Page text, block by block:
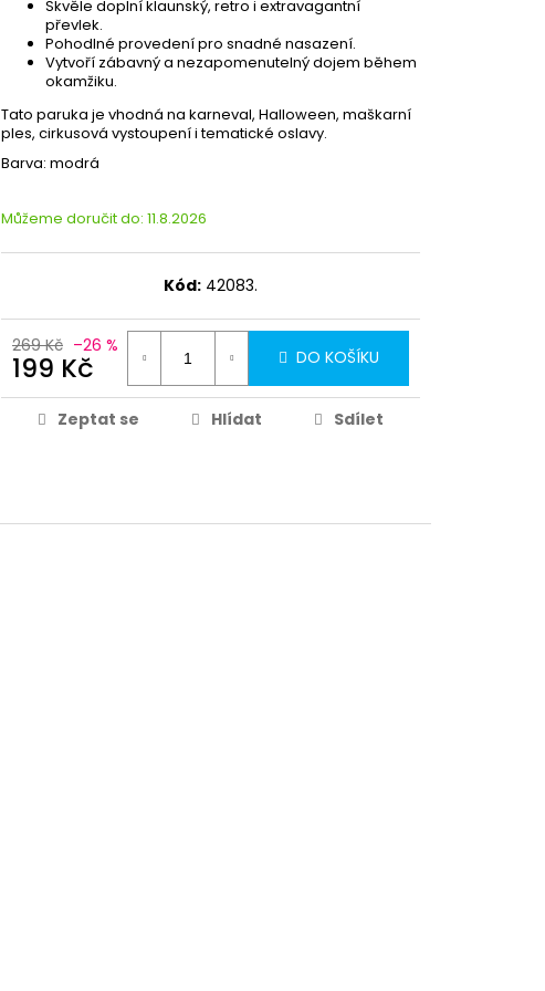
Skvěle doplní klaunský, retro i extravagantní
převlek.
Pohodlné provedení pro snadné nasazení.
Vytvoří zábavný a nezapomenutelný dojem během
okamžiku.
Tato paruka je vhodná na karneval, Halloween, maškarní
ples, cirkusová vystoupení i tematické oslavy.
Barva: modrá
Můžeme doručit do: 11.8.2026
Kód: 42083.
269 Kč –26 %
199 Kč DO KOŠÍKU
Zeptat se Hlídat Sdílet